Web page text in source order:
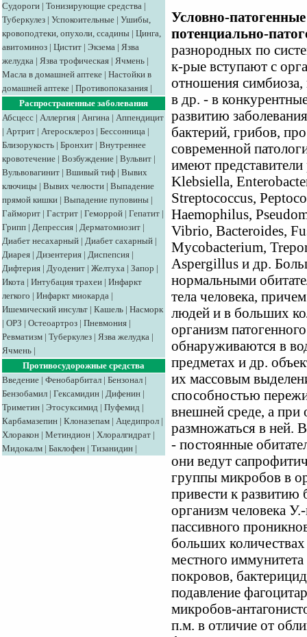
Судороги | Тонизирующие средства |
Туберкулез | Успокоительные | Ушибы,
кровоподтеки, опухоли, ссадины | Цинга,
авитоминоз | Цистит | Экзема | Язва
желудка | Язва трофическая | Ячмень |
Масла в домашней аптеке | Настойки в
домашней аптеке | Противопоказания |
Распространенные заболевания
Абсцесс | Аллергия | Ангина | Аппендицит
| Артрит | Атеросклероз | Бессонница |
Близорукость | Бронхит | Внутреннее
кровотечение | Возбуждение | Вульвит |
Вульвовагинит | Вшивый тиф | Вывих
ключицы | Вывих челюсти | Выпадение
прямой кишки | Выпадение пуповины |
Гайморит | Гастрит | Геморрой | Гепатит |
Грипп | Депрессия | Дерматомиозит |
Диабет несахарный | Диабет сахарный |
Диарея | Дизентерия | Диспепсия |
Дифтерия | Дуоденит | Желтуха | Запор |
Икота | Интубация трахеи | Инфаркт
легкого | Инфаркт миокарда |
Ишемический инсульт | Кашель | Насморк
| ОРЗ | Остеоартроз | Пневмония |
Ревматизм | Туберкулез | Язва желудка |
Ячмень |
Противосудорожные средства
Введение | Фенобарбитал | Бензонал |
Бензобамил | Гексамидин | Дифенин |
Триметин | Этосуксимид | Пуфемид |
Карбамазепин | Клоназепам | Ацедипрол |
Хлоракон | Метиндион | Хлоралгидрат |
Мидокалм | Баклофен | Тизанидин |
Условно-
потенциально-
разнородных по
к-рые вступают с
отношения симбиоза,
в др. - в
развитию
бактерий, грибов,
современной
имеют
Klebsiella,
Streptococcus,
Haemophilus,
Vibrio, Bacteroides,
Mycobacterium,
Aspergillus и др.
нормальными
тела человека,
людей и в больших
организм
обнаруживаются в
предметах и др.
их массовым
способностью
внешней среде, а при
размножаться в ней.
- постоянные
они ведут
группы микробов в
привести к развитию
организм человека
пассивного
больших
местного
покровов,
подавление
микробов-
п.м. в отличие от